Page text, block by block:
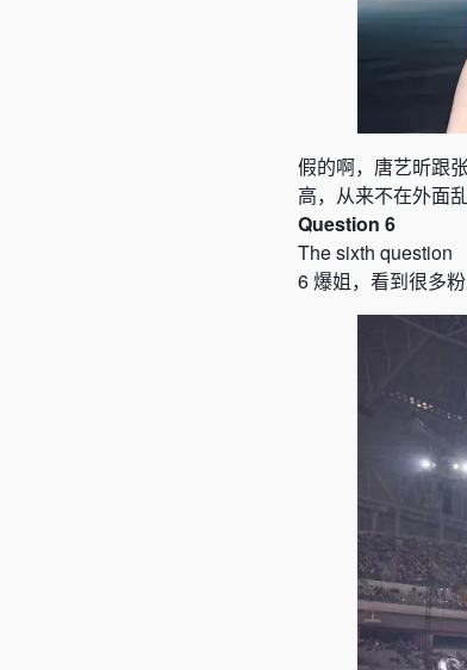
假的啊，唐艺昕跟
高，从来不在外面
Question 6
The sixth question
6爆姐，看到很多